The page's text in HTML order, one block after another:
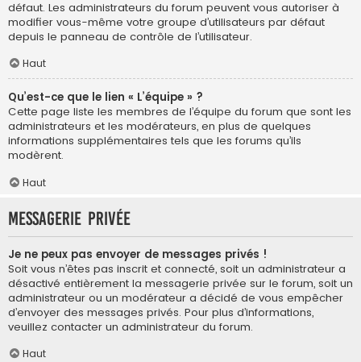
défaut. Les administrateurs du forum peuvent vous autoriser à
modifier vous-même votre groupe d’utilisateurs par défaut
depuis le panneau de contrôle de l’utilisateur.
Haut
Qu’est-ce que le lien « L’équipe » ?
Cette page liste les membres de l’équipe du forum que sont les
administrateurs et les modérateurs, en plus de quelques
informations supplémentaires tels que les forums qu’ils
modèrent.
Haut
Messagerie privée
Je ne peux pas envoyer de messages privés !
Soit vous n’êtes pas inscrit et connecté, soit un administrateur a
désactivé entièrement la messagerie privée sur le forum, soit un
administrateur ou un modérateur a décidé de vous empêcher
d’envoyer des messages privés. Pour plus d’informations,
veuillez contacter un administrateur du forum.
Haut